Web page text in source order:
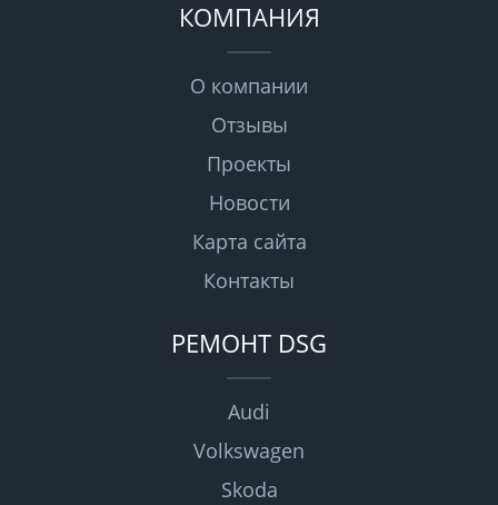
КОМПАНИЯ
О компании
Отзывы
Проекты
Новости
Карта сайта
Контакты
РЕМОНТ DSG
Audi
Volkswagen
Skoda